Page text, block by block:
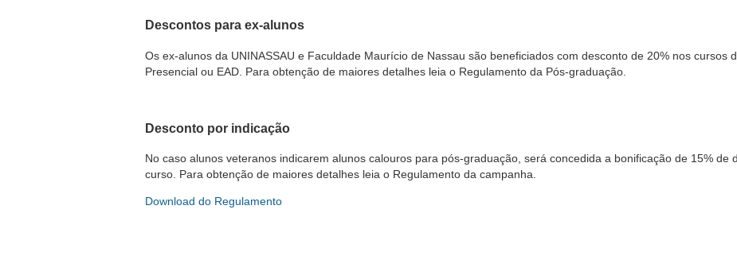
Descontos para ex-alunos
Os ex-alunos da UNINASSAU e Faculdade Maurício de Nassau são beneficiados com desconto de 20% nos cursos
Presencial ou EAD. Para obtenção de maiores detalhes leia o Regulamento da Pós-graduação.
Desconto por indicação
No caso alunos veteranos indicarem alunos calouros para pós-graduação, será concedida a bonificação de 15% de
curso. Para obtenção de maiores detalhes leia o Regulamento da campanha.
Download do Regulamento